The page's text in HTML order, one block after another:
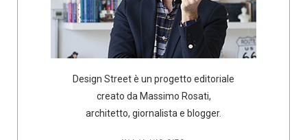
Design Street è un progetto editoriale
creato da Massimo Rosati,
architetto, giornalista e blogger.